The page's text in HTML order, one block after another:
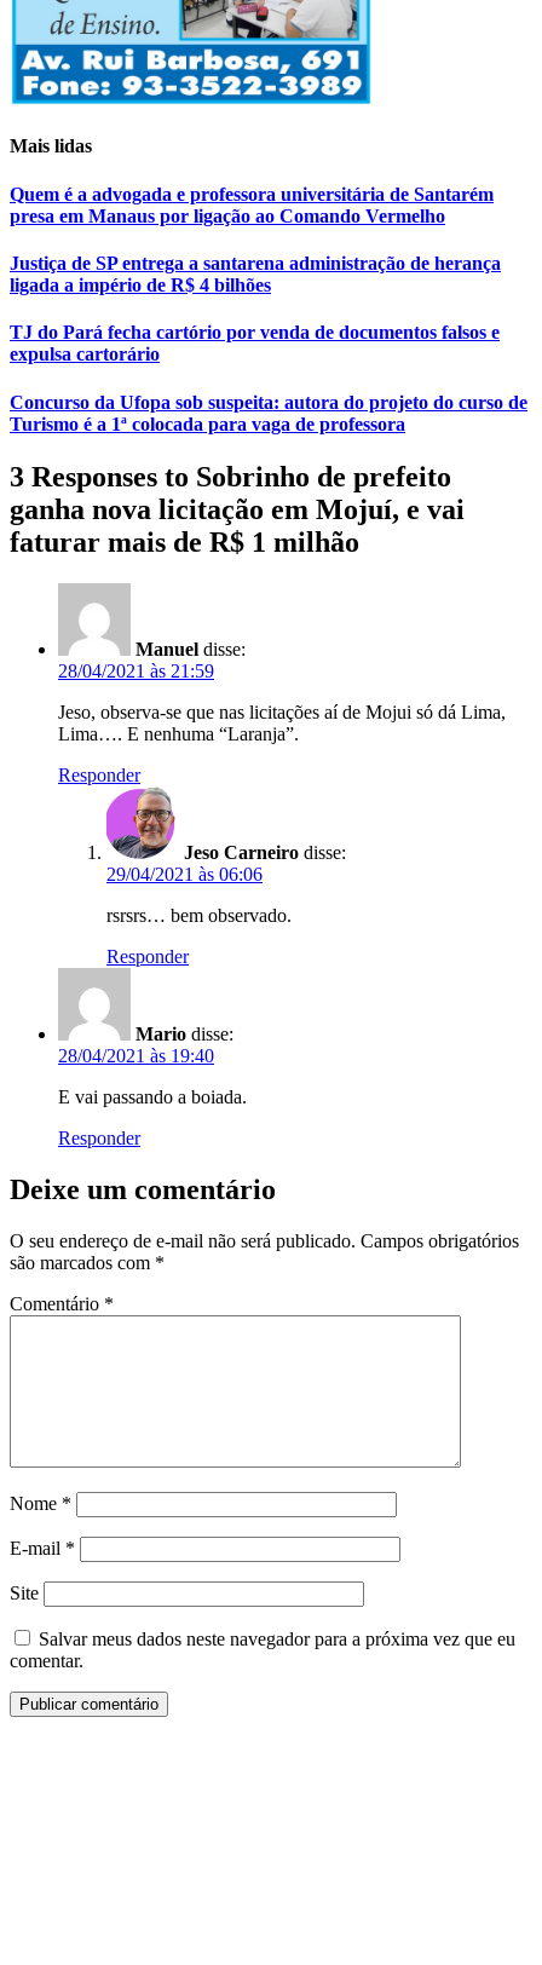
Mais lidas
Quem é a advogada e professora universitária de Santarém
presa em Manaus por ligação ao Comando Vermelho
Justiça de SP entrega a santarena administração de herança
ligada a império de R$ 4 bilhões
TJ do Pará fecha cartório por venda de documentos falsos e
expulsa cartorário
Concurso da Ufopa sob suspeita: autora do projeto do curso de
Turismo é a 1ª colocada para vaga de professora
3 Responses to Sobrinho de prefeito
ganha nova licitação em Mojuí, e vai
faturar mais de R$ 1 milhão
Manuel disse:
28/04/2021 às 21:59
Jeso, observa-se que nas licitações aí de Mojui só dá Lima,
Lima…. E nenhuma “Laranja”.
Responder
Jeso Carneiro disse:
29/04/2021 às 06:06
rsrsrs… bem observado.
Responder
Mario disse:
28/04/2021 às 19:40
E vai passando a boiada.
Responder
Deixe um comentário
O seu endereço de e-mail não será publicado. Campos obrigatórios
são marcados com *
Comentário *
Nome *
E-mail *
Site
Salvar meus dados neste navegador para a próxima vez que eu
comentar.